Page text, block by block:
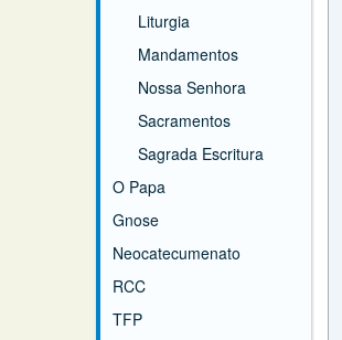
Liturgia
Mandamentos
Nossa Senhora
Sacramentos
Sagrada Escritura
O Papa
Gnose
Neocatecumenato
RCC
TFP